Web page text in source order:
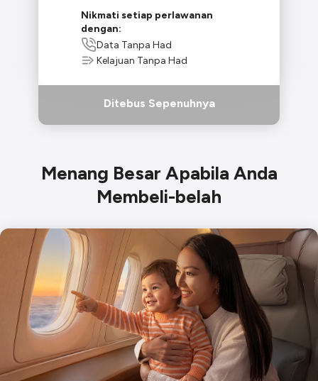
Nikmati setiap perlawanan
dengan:
Data Tanpa Had
Kelajuan Tanpa Had
Ditebus Sepenuhnya
Menang Besar Apabila Anda
Membeli-belah